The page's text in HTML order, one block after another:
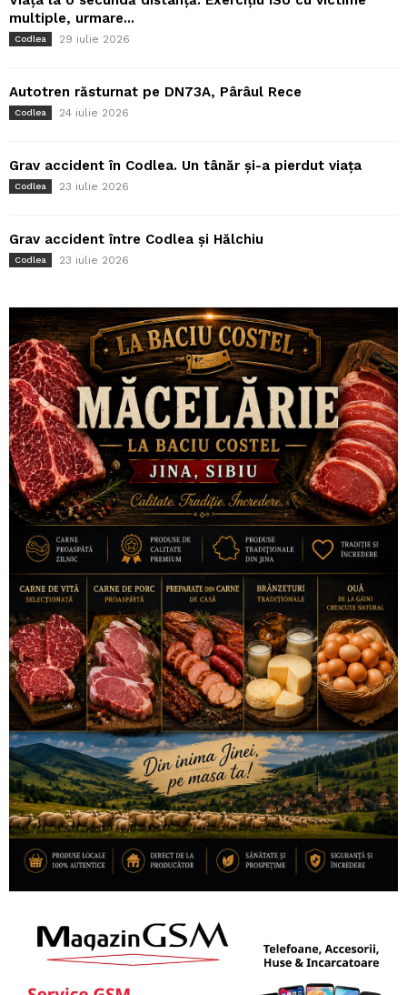
multiple, urmare...
Codlea 29 iulie 2026
Autotren răsturnat pe DN73A, Pârâul Rece
Codlea 24 iulie 2026
Grav accident în Codlea. Un tânăr și-a pierdut viața
Codlea 23 iulie 2026
Grav accident între Codlea și Hălchiu
Codlea 23 iulie 2026